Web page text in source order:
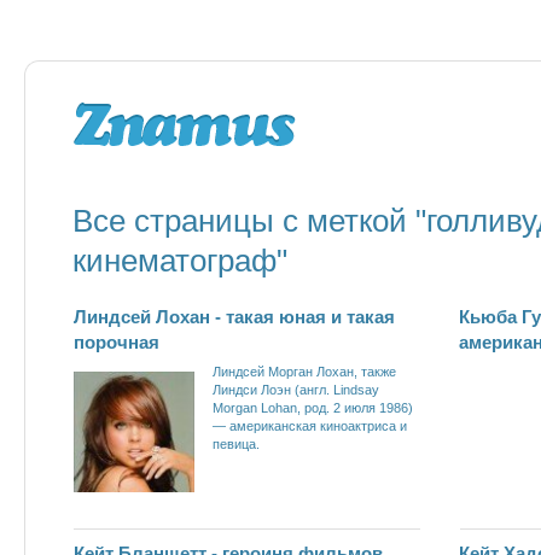
Все страницы с меткой
кинематограф"
Линдсей Лохан - такая юная и такая
порочная
Линдсей Морган Лохан, также
Линдси Лоэн (англ. Lindsay
Morgan Lohan, род. 2 июля 1986)
— американская киноактриса и
певица.
Кьюба